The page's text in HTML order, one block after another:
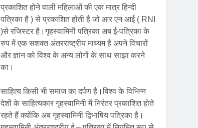
प्रकाशित होने वाली महिलाओं की एक मात्र हिन्दी
पत्रिका है ) से प्रकाशित होती है जो आर एन आई ( RNI
)से रजिस्टर है।गृहस्वामिनी पत्रिका अब ई-पत्रिका के
रुप में एक सशक्त अंतरराष्ट्रीय माध्यम है अपने विचारों
और ज्ञान को विश्व के अन्य लोगों के साथ साझा करने
का।
साहित्य किसी भी समाज का दर्पण है।विश्व के विभिन्न
देशों के साहित्यकार गृहस्वामिनी में निरंतर प्रकाशित होते
रहते हैं क्योंकि अब गृहस्वामिनी द्विभाषिय पत्रिका है।